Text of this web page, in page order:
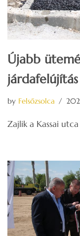
Újabb
járdafelújítás
by Felsőzsolca
Zajlik a Kassai